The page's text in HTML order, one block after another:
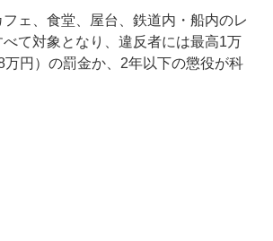
ェ、食堂、屋台、鉄道内・船内のレ
て対象となり、違反者には最高1万
万円）の罰金か、2年以下の懲役が科